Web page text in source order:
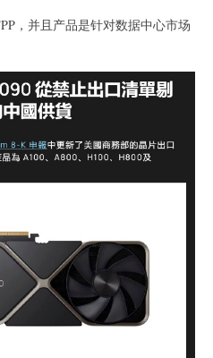
，并且产品是针对数据中心市场